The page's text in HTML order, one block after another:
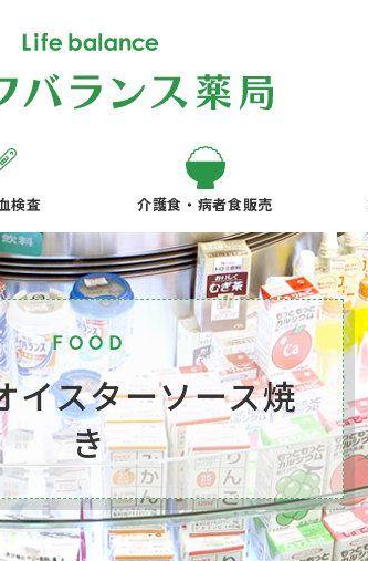
検査 介護食・病者食販売
FOOD
イスターソース焼
き